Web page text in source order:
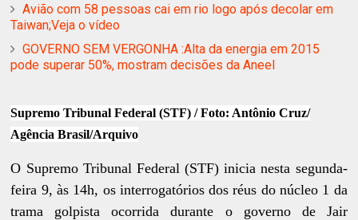
Avião com 58 pessoas cai em rio logo após decolar em
Taiwan;Veja o vídeo
GOVERNO SEM VERGONHA :Alta da energia em 2015
pode superar 50%, mostram decisões da Aneel
Supremo Tribunal Federal (STF) / Foto: Antônio Cruz/
Agência Brasil/Arquivo
O Supremo Tribunal Federal (STF) inicia nesta segunda-
feira 9, às 14h, os interrogatórios dos réus do núcleo 1 da
trama golpista ocorrida durante o governo de Jair